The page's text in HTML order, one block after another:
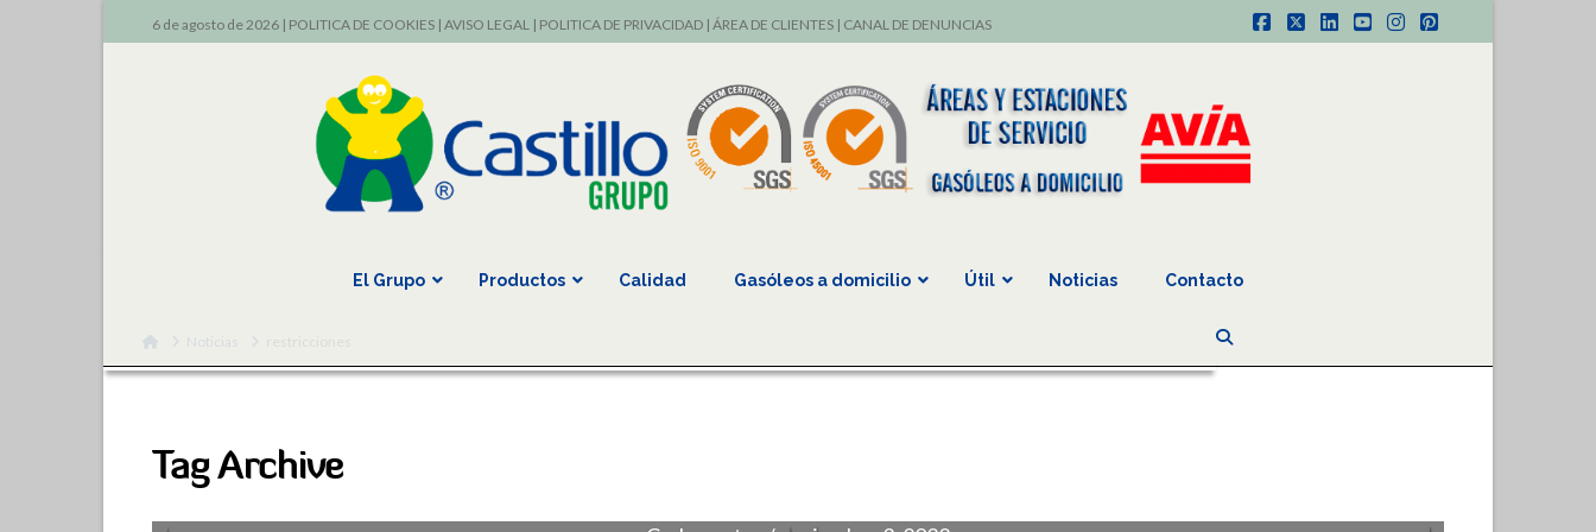
6 de agosto de 2026 | POLITICA DE COOKIES| AVISO LEGAL| POLITICA DE PRIVACIDAD| ÁREA DE CLIENTES| CANAL DE DENUNCIAS
Facebook
X LinkedIn
YouTube
Instagram
Pinterest
El Grupo Productos Calidad Gasóleos a domicilio Útil Noticias Contacto
HomeNoticias
Tag Archive